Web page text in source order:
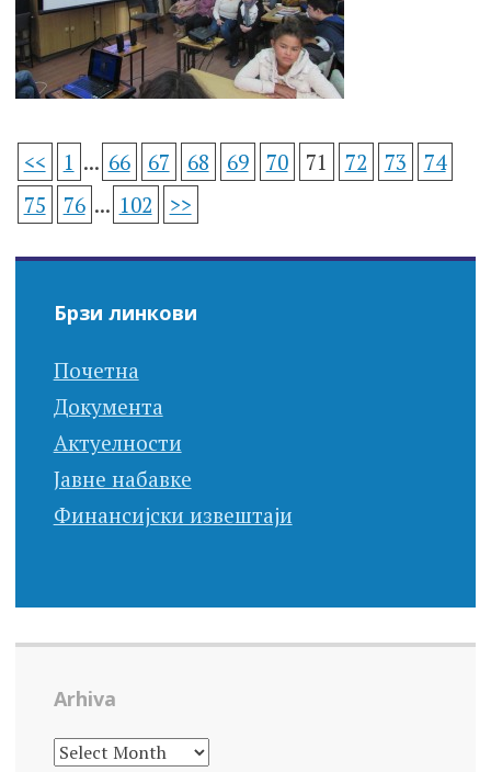
<< 1 ... 66 67 68 69 70 71 72 73
74
75
76 ... 102 >>
Брзи линкови
Почетна
Документа
Актуелности
Јавне набавке
Финансијски извештаји
Arhiva
ARHIVA